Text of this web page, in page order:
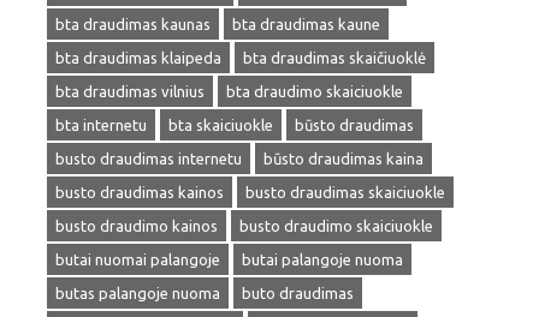
bta draudimas kaunas
bta draudimas kaune
bta draudimas klaipeda
bta draudimas skaičiuoklė
bta draudimas vilnius
bta draudimo skaiciuokle
bta internetu
bta skaiciuokle
būsto draudimas
busto draudimas internetu
būsto draudimas kaina
busto draudimas kainos
busto draudimas skaiciuokle
busto draudimo kainos
busto draudimo skaiciuokle
butai nuomai palangoje
butai palangoje nuoma
butas palangoje nuoma
buto draudimas